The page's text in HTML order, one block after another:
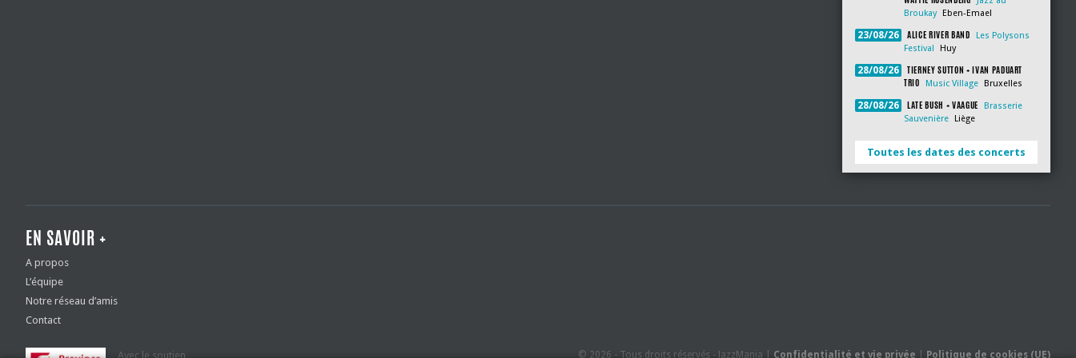
Broukay
Eben-Emael
23/08/26 ALICE RIVER BAND
Les Polysons
Festival
Huy
28/08/26
TIERNEY SUTTON + IVAN PADUART
TRIO
Music Village Bruxelles
28/08/26 LATE BUSH + VAAGUE
Brasserie
Sauvenière
Liège
Toutes les dates des concerts
EN SAVOIR +
A propos
L’équipe
Notre réseau d’amis
Contact
Avec le soutien © 2026 - Tous droits réservés - JazzMania | Confidentialité et vie privée Politique de cookies (UE)